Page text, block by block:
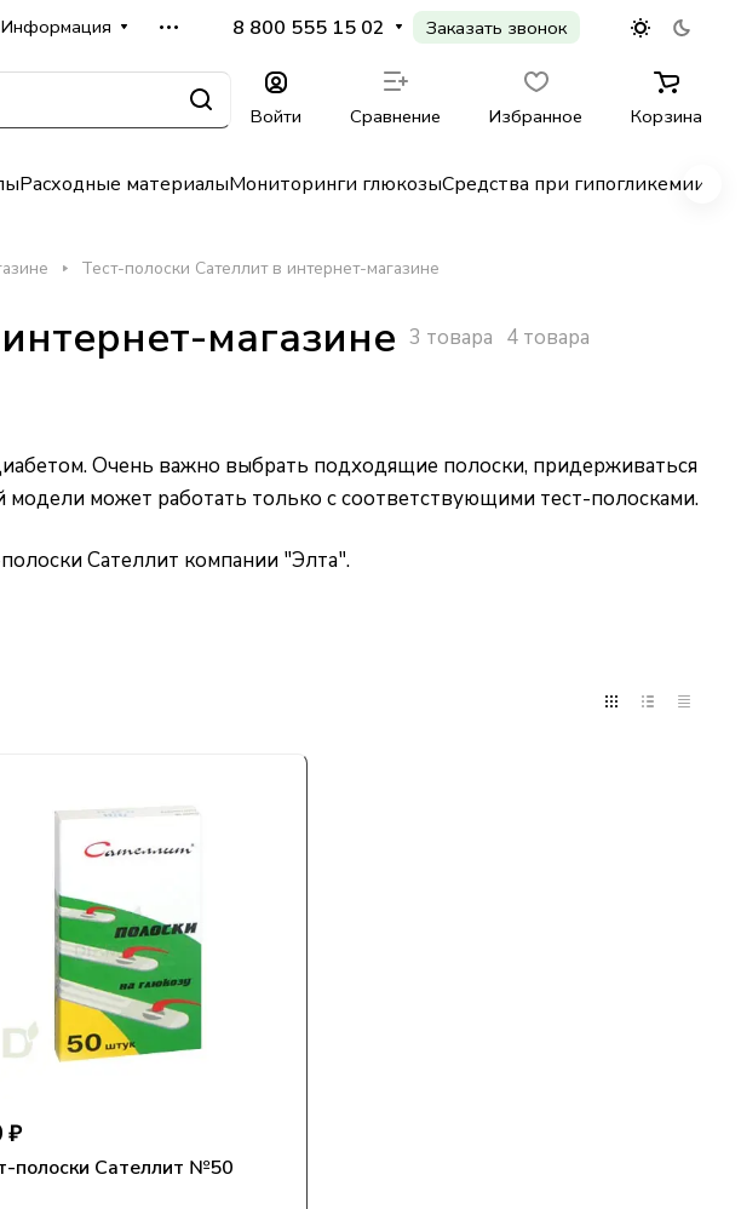
Информация 8 800 555 15 02 Заказать звонок
Войти Сравнение Избранное Корзина
Расходные материалыМониторинги глюкозыСредства при гипогликемии
Тест-полоски Сателлит в интернет-магазине
магазине 3 товара 4 товара
Очень важно выбрать подходящие полоски, придерживаться
модели может работать только с соответствующими тест-полосками.
Сателлит компании "Элта".
₽
полоски Сателлит №50